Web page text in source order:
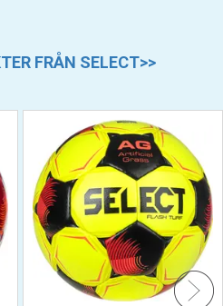
FRÅN SELECT>>